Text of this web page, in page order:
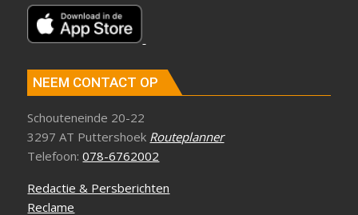
NEEM CONTACT OP
Schouteneinde 20-22
3297 AT Puttershoek Routeplanner
Telefoon:078-6762002
Redactie & Persberichten
Reclame